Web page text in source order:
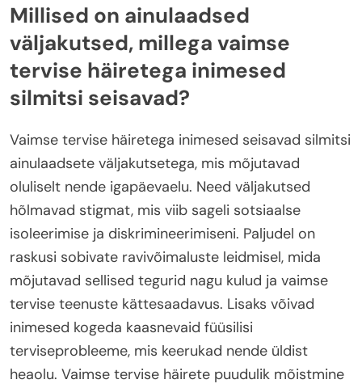
Millised on ainulaadsed
väljakutsed, millega vaimse
tervise häiretega inimesed
silmitsi seisavad?
Vaimse tervise häiretega inimesed seisavad silmitsi
ainulaadsete väljakutsetega, mis mõjutavad
oluliselt nende igapäevaelu. Need väljakutsed
hõlmavad stigmat, mis viib sageli sotsiaalse
isoleerimise ja diskrimineerimiseni. Paljudel on
raskusi sobivate ravivõimaluste leidmisel, mida
mõjutavad sellised tegurid nagu kulud ja vaimse
tervise teenuste kättesaadavus. Lisaks võivad
inimesed kogeda kaasnevaid füüsilisi
terviseprobleeme, mis keerukad nende üldist
heaolu. Vaimse tervise häirete puudulik mõistmine